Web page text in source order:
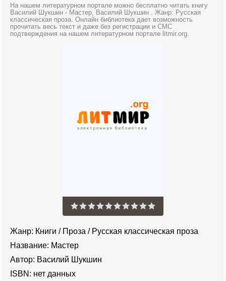
На нашем литературном портале можно бесплатно читать книгу
Василий Шукшин - Мастер, Василий Шукшин . Жанр: Русская
классическая проза. Онлайн библиотека дает возможность
прочитать весь текст и даже без регистрации и СМС
подтверждения на нашем литературном портале litmir.org.
Жанр: Книги / Проза / Русская классическая проза
Название: Мастер
Автор: Василий Шукшин
ISBN: нет данных